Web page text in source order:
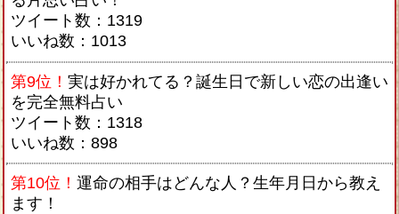
ツイート数：1319
いいね数：1013
第9位！ 実は好かれてる？誕生日で新しい恋の出逢い
を完全無料占い
ツイート数：1318
いいね数：898
第10位！ 運命の相手はどんな人？生年月日から教え
ます！